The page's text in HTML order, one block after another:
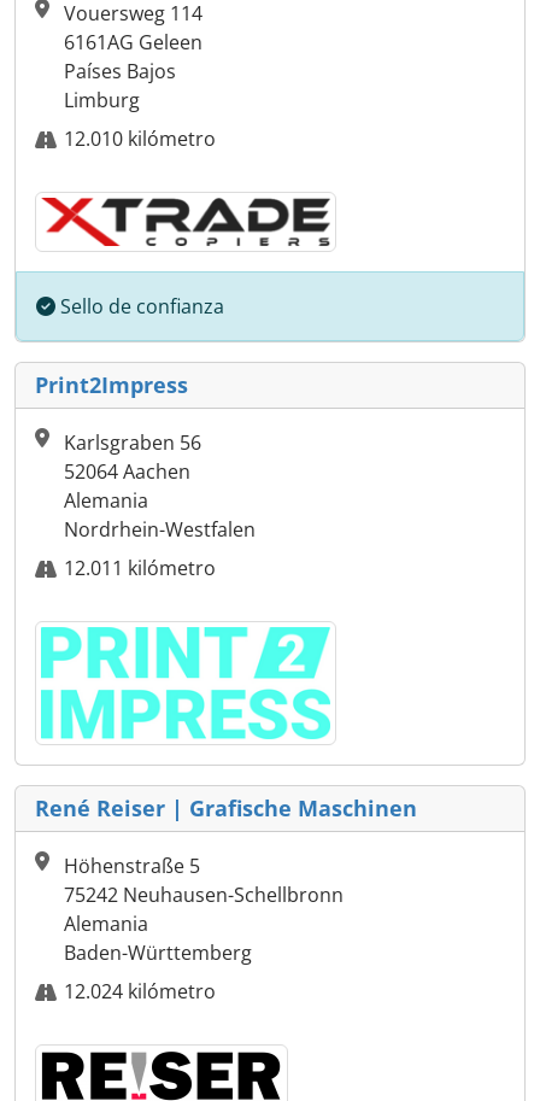
Vouersweg 114
6161AG Geleen
Países Bajos
Limburg
12.010 kilómetro
Sello de confianza
Print2Impress
Karlsgraben 56
52064 Aachen
Alemania
Nordrhein-Westfalen
12.011 kilómetro
René Reiser | Grafische Maschinen
Höhenstraße 5
75242 Neuhausen-Schellbronn
Alemania
Baden-Württemberg
12.024 kilómetro